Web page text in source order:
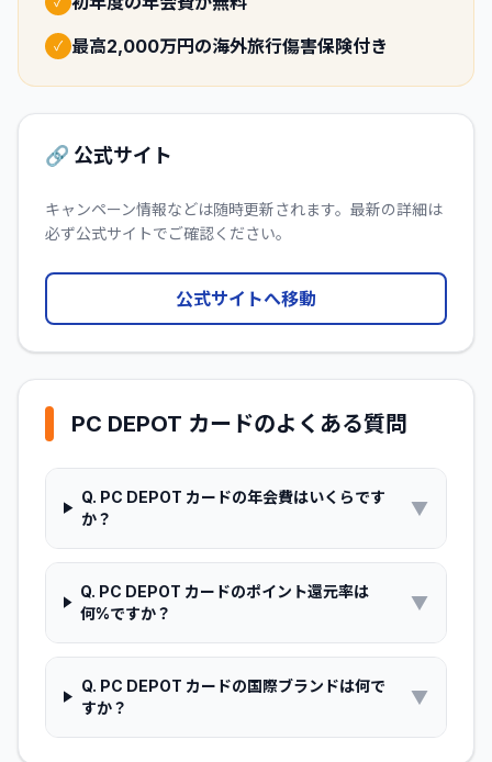
✓ 最高2,000万円の海外旅行傷害保険付き
🔗 公式サイト
キャンペーン情報などは随時更新されます。最新の詳細は
必ず公式サイトでご確認ください。
公式サイトへ移動
PC DEPOT カードのよくある質問
Q. PC DEPOT カードの年会費はいくらです
か？
▼
Q. PC DEPOT カードのポイント還元率は
何%ですか？
▼
Q. PC DEPOT カードの国際ブランドは何で
すか？
▼